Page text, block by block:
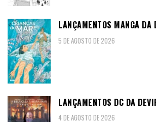
LANÇAMENTOS MANGA DA
5 DE AGOSTO DE 2026
LANÇAMENTOS DC DA
4 DE AGOSTO DE 2026